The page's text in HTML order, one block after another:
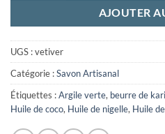
AJOUTER
UGS :vetiver
Catégorie :Savon Artisanal
Étiquettes :Argile verte, beurre de
Huile de coco, Huile de nigelle, Huile